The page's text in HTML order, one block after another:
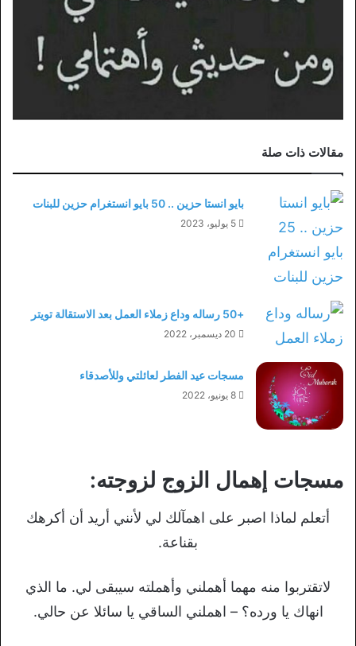
مقالات ذات صلة
بايو انستا حزين .. 50 بايو انستغرام حزين للبنات
5 يوليو، 2023
+50 رساله وداع زملاء العمل بعد الاستقالة تويتر
20 ديسمبر، 2022
مسجات عيد الفطر لعائلتي وللأصدقاء
8 يونيو، 2022
مسجات إهمال الزوج لزوجته:
أتعلم لماذا اصبر على اهمآلك لي لأنني أريد أن أكرهك
بقناعة.
لاتقتربوا منه مهما أهملني وأهملته سيبقى لي. ما الذي
انهاك يا ورده؟ – اهملني الساقي يا سائلا عن حالي.